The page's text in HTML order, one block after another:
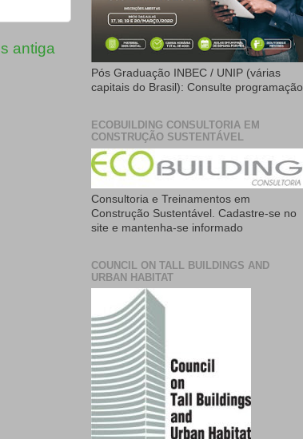
antiga
Pós Graduação INBEC / UNIP (várias
capitais do Brasil): Consulte programação
ECOBUILDING CONSULTORIA EM
CONSTRUÇÃO SUSTENTÁVEL
Consultoria e Treinamentos em
Construção Sustentável. Cadastre-se no
site e mantenha-se informado
COUNCIL ON TALL BUILDINGS AND
URBAN HABITAT